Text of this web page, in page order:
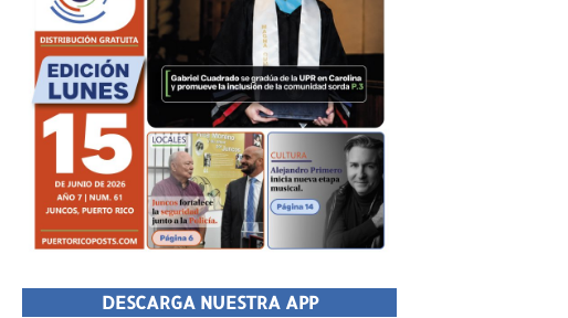
DESCARGA NUESTRA APP